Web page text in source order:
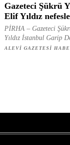
Gazeteci Şükrü
Elif Yıldız
PİRHA – Gazeteci
Yıldız İstanbul Garip
ALEVI GAZETESI